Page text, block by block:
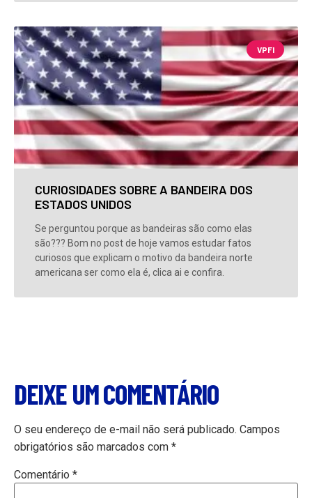
VPFI
CURIOSIDADES SOBRE A BANDEIRA DOS
ESTADOS UNIDOS
Se perguntou porque as bandeiras são como elas
são??? Bom no post de hoje vamos estudar fatos
curiosos que explicam o motivo da bandeira norte
americana ser como ela é, clica ai e confira.
DEIXE UM COMENTÁRIO
O seu endereço de e-mail não será publicado. Campos
obrigatórios são marcados com *
Comentário *